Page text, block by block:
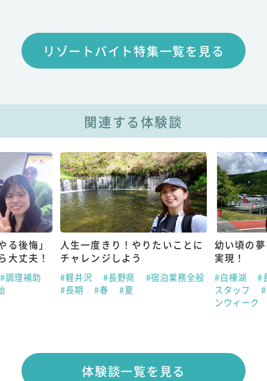
リゾートバイト特集一覧を見る
関連する体験談
る後悔」
大丈夫！
#調理補助
人生一度きり！やりたいことに
チャレンジしよう
#軽井沢 #長野県
#宿泊業務全般
#長期
#春 #夏
幼い頃の
実現！
#白樺湖
#
スタッフ
ンウィーク
体験談一覧を見る